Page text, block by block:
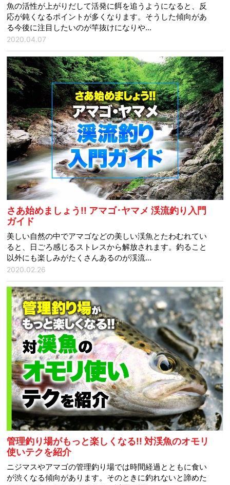
魚の活性が上がりだして活発に餌を追うようになると、反
応が鈍くなるポイントが多くなります。そうした傾向があ
る今後に注目したいのが竿抜けになりや...
2020.04.07
さあ始めましょう!! アマゴ･ヤマメ 渓流釣り入門
ガイド
美しい自然の中でアマゴなどの美しい渓魚とたわむれてい
ると、日ごろ感じるストレスから解放されます。釣ること
以外にも楽しみがたくさんあるのが渓流...
2020.02.26
管理釣り場がもっと楽しくなる!! 対渓魚のオモリ
使いテクを紹介
ニジマスやアマゴの管理釣り場では時間経過とともに食い
が渋くなる傾向があります。そのときに釣れないと諦めた